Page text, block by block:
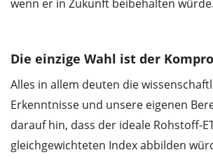
wenn er in Zukunft beibehalten würde.
Die einzige Wahl ist der
Alles in allem deuten die
Erkenntnisse und unsere eigenen
darauf hin, dass der ideale Rohstoff-
gleichgewichteten Index abbilden